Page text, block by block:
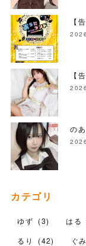
【
【
のあ
カテゴリ
ゆず (3) はる
るり
(42) ぐみ